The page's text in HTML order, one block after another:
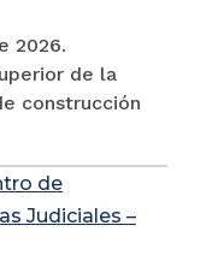
2026.
de la
construcción
de
Judiciales –